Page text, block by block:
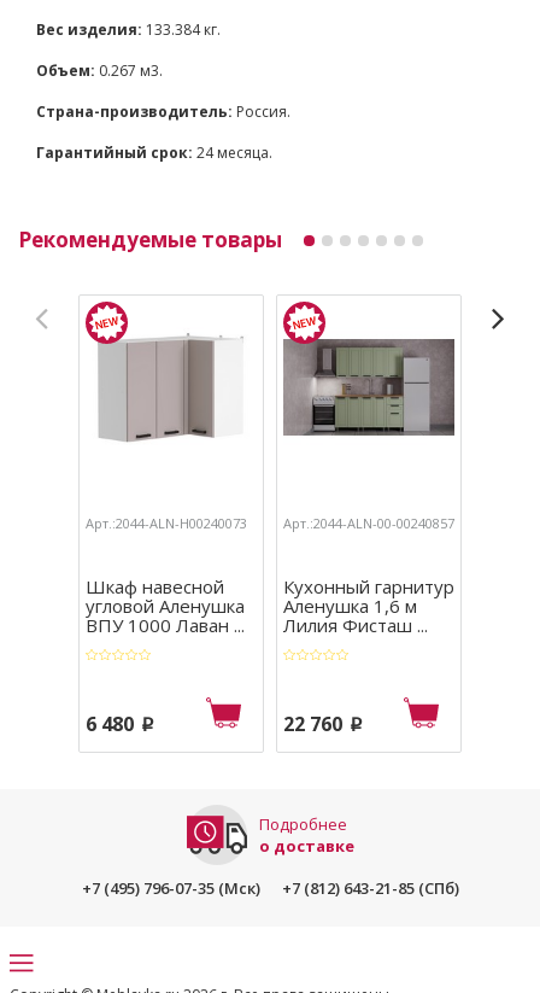
Вес изделия: 133.384 кг.
Объем: 0.267 м3.
Страна-производитель: Россия.
Гарантийный срок: 24 месяца.
Рекомендуемые товары
Арт.:2044-ALN-Н00240073
Шкаф навесной
угловой Аленушка
ВПУ 1000 Лаван ...
6 480 p
Арт.:2044-ALN-00-00240857
Кухонный гарнитур
Аленушка 1,6 м
Лилия Фиcташ ...
22 760 p
Подробнее
о доставке
+7 (495) 796-07-35 (Мск)
+7 (812) 643-21-85 (СПб)